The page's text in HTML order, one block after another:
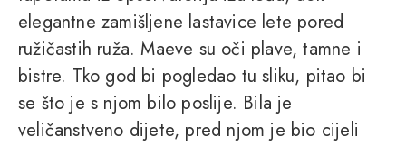
elegantne zamišljene lastavice lete pored
ružičastih ruža. Maeve su oči plave, tamne i
bistre. Tko god bi pogledao tu sliku, pitao bi
se što je s njom bilo poslije. Bila je
veličanstveno dijete, pred njom je bio cijeli